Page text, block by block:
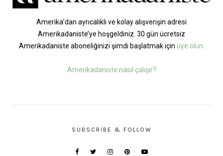
Amerika’dan ayrıcalıklı ve kolay alışverişin adresi
Amerikadaniste’ye hoşgeldiniz. 30 gün ücretsiz
Amerikadaniste aboneliğinizi şimdi başlatmak için üye olun.
Amerikadaniste nasıl çalışır?
SUBSCRIBE & FOLLOW